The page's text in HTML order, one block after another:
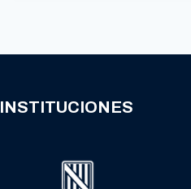
INSTITUCIONES